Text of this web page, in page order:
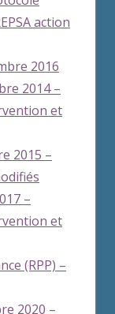
action
2016
2014 –
et
2015 –
–
et
(RPP) –
2020 –